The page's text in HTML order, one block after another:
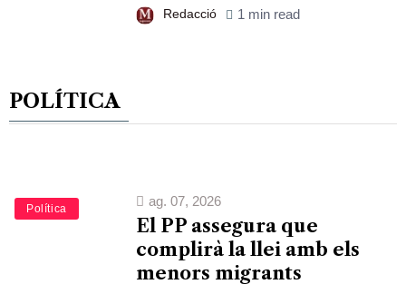
Redacció 1 min read
POLÍTICA
Política
ag. 07, 2026
El PP assegura que
complirà la llei amb els
menors migrants